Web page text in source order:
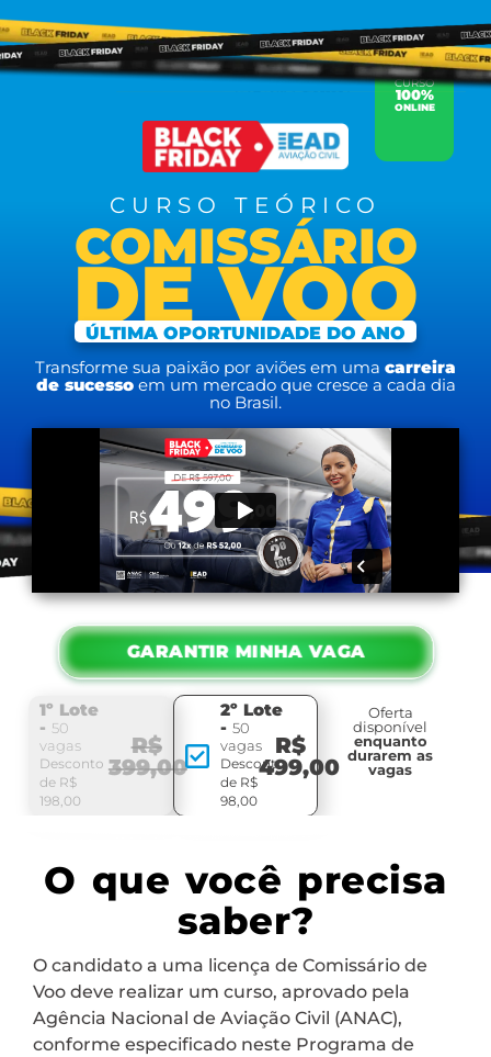
CURSO
100%
ONLINE
CURSO TEÓRICO
COMISSÁRIO
DE VOO
ÚLTIMA OPORTUNIDADE DO ANO
Transforme sua paixão por aviões em uma carreira
de sucessoem um mercado que cresce a cada dia
no Brasil.
GARANTIR MINHA VAGA
1º Lote
- 50
vagas
Desconto
de R$
198,00
R$
399,00
2º Lote
-50
vagas
Desconto
de R$
98,00
R$
499,00
Oferta
disponível
enquanto
durarem as
vagas
O que você precisa
saber?
O candidato a uma licença de Comissário de
Voo deve realizar um curso, aprovado pela
Agência Nacional de Aviação Civil (ANAC),
conforme especificado neste Programa de